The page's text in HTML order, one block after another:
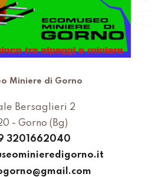
Miniere di Gorno
Bersaglieri 2
- Gorno (Bg)
3201662040